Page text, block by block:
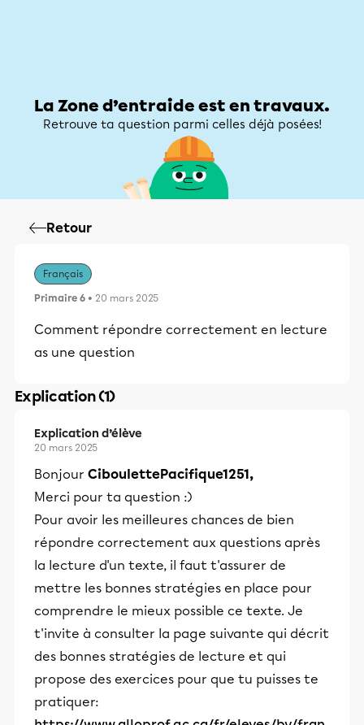
La Zone d’entraide est en travaux.
Retrouve ta question parmi celles déjà posées!
Retour
Français
Primaire 6 • 20 mars 2025
Comment répondre correctement en lecture
as une question
Explication (1)
Explication d’élève
20 mars 2025
Bonjour CiboulettePacifique1251,
Merci pour ta question :)
Pour avoir les meilleures chances de bien
répondre correctement aux questions après
la lecture d'un texte, il faut t'assurer de
mettre les bonnes stratégies en place pour
comprendre le mieux possible ce texte. Je
t'invite à consulter la page suivante qui décrit
des bonnes stratégies de lecture et qui
propose des exercices pour que tu puisses te
pratiquer: